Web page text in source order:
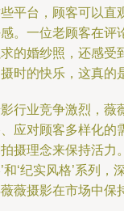
平台，顾客可以直
。一位老顾客在评
的婚纱照，还感受
时的快乐，这真的
行业竞争激烈，薇
应对顾客多样化的
摄理念来保持活力
和‘纪实风格’系列
薇摄影在市场中保